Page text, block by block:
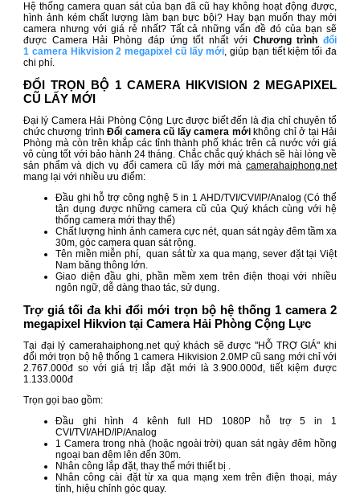
Hệ thống camera quan sát của bạn đã cũ hay không hoạt động được,
hình ảnh kém chất lượng làm bạn bực bội? Hay bạn muốn thay mới
camera nhưng với giá rẻ nhất? Tất cả những vấn đề đó của bạn sẽ
được Camera Hải Phòng đáp ứng tốt nhất với Chương trình đổi
1 camera Hikvision 2 megapixel cũ lấy mới, giúp bạn tiết kiệm tối đa
chi phí.
ĐỔI TRỌN BỘ 1 CAMERA HIKVISION 2 MEGAPIXEL
CŨ LẤY MỚI
Đại lý Camera Hải Phòng Cộng Lực được biết đến là địa chỉ chuyên tổ
chức chương trìnhĐổi camera cũ lấy camera mớikhông chỉ ở tại Hải
Phòng mà còn trên khắp các tỉnh thành phố khác trên cả nước với giá
vô cùng tốt với bảo hành 24 tháng. Chắc chắc quý khách sẽ hài lòng về
sản phẩm và dịch vụ đổi camera cũ lấy mới mà camerahaiphong.net
mang lại với nhiều ưu điểm:
Đầu ghi hỗ trợ công nghệ 5 in 1 AHD/TVI/CVI/IP/Analog (Có thể
tận dụng được những camera cũ của Quý khách cùng với hệ
thống camera mới thay thế)
Chất lượng hình ảnh camera cực nét, quan sát ngày đêm tầm xa
30m, góc camera quan sát rộng.
Tên miền miễn phí, quan sát từ xa qua mạng, sever đặt tại Việt
Nam băng thông lớn.
Giao diện đầu ghi, phần mềm xem trên điện thoại với nhiều
ngôn ngữ, dễ dàng thao tác, sử dụng.
Trợ giá tối đa khi đổi mới trọn bộ hệ thống 1 camera 2
megapixel Hikvion tại Camera Hải Phòng Cộng Lực
Tại đại lý camerahaiphong.net quý khách sẽ được "HỖ TRỢ GIÁ" khi
đổi mới trọn bộ hệ thống 1 camera Hikvision 2.0MP cũ sang mới chỉ với
2.767.000đ so với giá trị lắp đặt mới là 3.900.000đ, tiết kiệm được
1.133.000đ
Trọn gọi bao gồm:
Đầu ghi hình 4 kênh full HD 1080P hỗ trợ 5 in 1
CVI/TVI/AHD/IP/Analog
1 Camera trong nhà (hoặc ngoài trời) quan sát ngày đêm hồng
ngoại ban đêm lên đến 30m.
Nhân công lắp đặt, thay thế mới thiết bị .
Nhân công cài đặt từ xa qua mạng xem trên điện thoại, máy
tính, hiệu chỉnh góc quay.